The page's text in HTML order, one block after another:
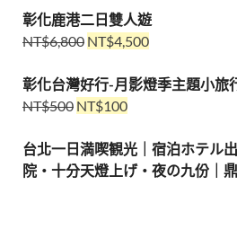
彰化鹿港二日雙人遊
NT$6,800 NT$4,500
彰化台灣好行-月影燈季主題小旅
NT$500 NT$100
台北一日満喫観光｜宿泊ホテル
院・十分天燈上げ・夜の九份｜